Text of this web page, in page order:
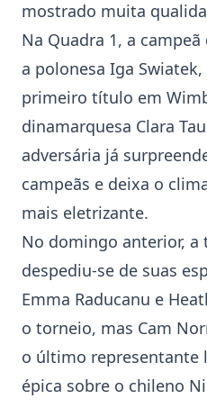
mostrado muita
Na Quadra 1, a
a polonesa Iga Swiatek
primeiro título em
dinamarquesa Clara
adversária já
campeãs e deixa o
mais eletrizante.
No domingo anterior, a
despediu-se de suas
Emma Raducanu e
o torneio, mas Cam
o último representante
épica sobre o chileno